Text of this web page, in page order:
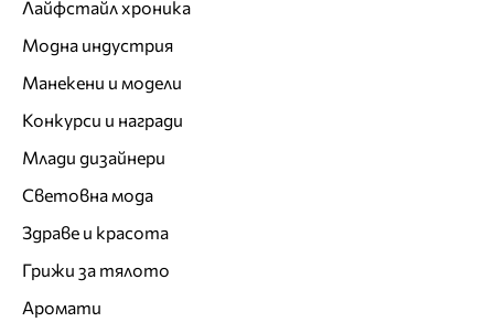
Лайфстайл хроника
Модна индустрия
Манекени и модели
Конкурси и награди
Млади дизайнери
Световна мода
Здраве и красота
Грижи за тялото
Аромати